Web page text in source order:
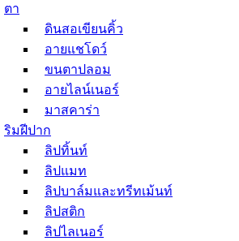
ล้างหน้า
สครับและพีลลิ่งเจล
สำลีเช็ดหน้าและคลี
นซิ่งทิชชู่
ผลิตภัณฑ์กันแดดผิวหน้า
มาส์กและทรีทเม้นท์
มาสก์ลอกสิวเสี้ยน
มาสก์รอบดวงตา
มาสก์ริมฝีปาก
มาสก์แผ่น
มาสก์แบบล้างออก
สลิปปิ้งมาสก์
มาสก์มือและเท้า
ตา
ดินสอเขียนคิ้ว
อายแชโดว์
ขนตาปลอม
อายไลน์เนอร์
มาสคาร่า
ริมฝีปาก
ลิปทิ้นท์
ลิปแมท
ลิปบาล์มและทรีทเม้นท์
ลิปสติก
ลิปไลเนอร์